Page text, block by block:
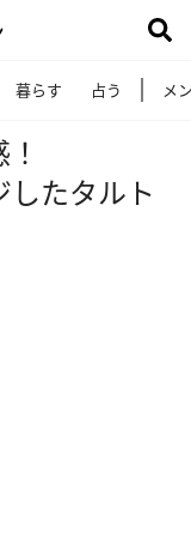
暮らす 占う メ
！
たタルト